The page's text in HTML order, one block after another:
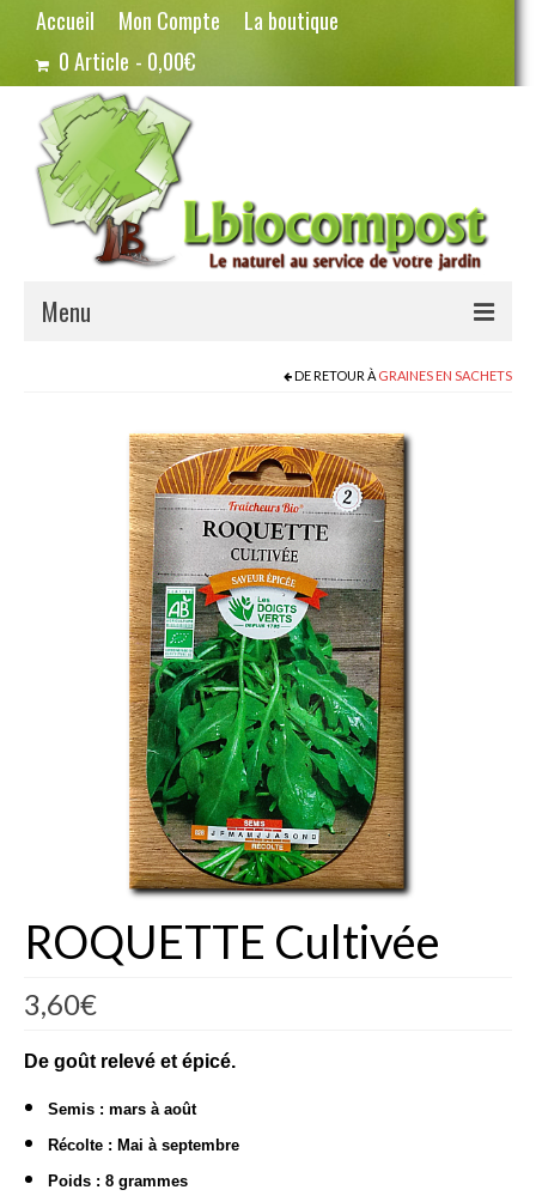
Accueil Mon Compte
La boutique
0 Article
0,00€
Menu
Potager – Graines
Haricots
Pois
Fèves
Oignons – Ail – Echalotte
Graines en Sachets
Aromatiques
Bio
Fraicheurs d’Antan
Potagères
Tomates
Bulbes – Graines fleurs
Bulbes Automne
Narcisses
DE RETOUR À GRAINES EN SACHETS
ROQUETTE Cultivée
3,60€
De goût relevé et épicé.
Semis : mars à août
Récolte : Mai à septembre
Poids : 8 grammes